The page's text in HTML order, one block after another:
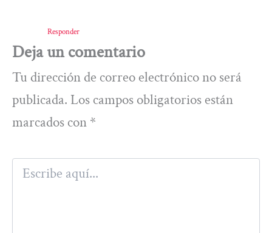
Responder
Deja un comentario
Tu dirección de correo electrónico no será
publicada. Los campos obligatorios están
marcados con *
Escribe
aquí...